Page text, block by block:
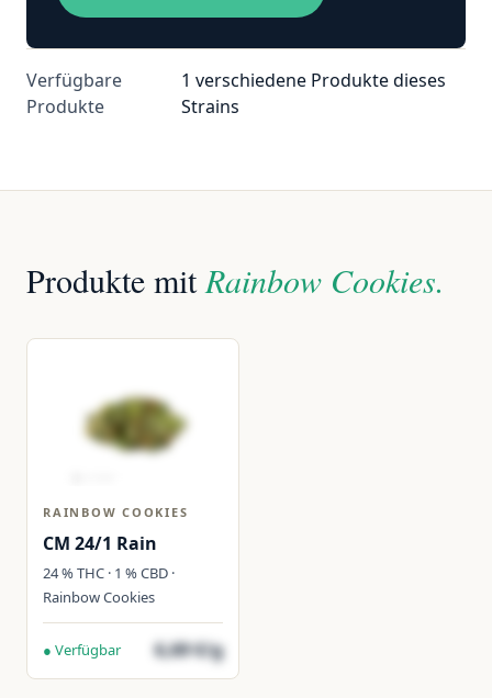
Verfügbare
Produkte
1 verschiedene Produkte dieses
Strains
Produkte mitRainbow Cookies.
RAINBOW COOKIES
CM 24/1 Rain
24 % THC · 1 % CBD ·
Rainbow Cookies
● Verfügbar 6,69 €/g